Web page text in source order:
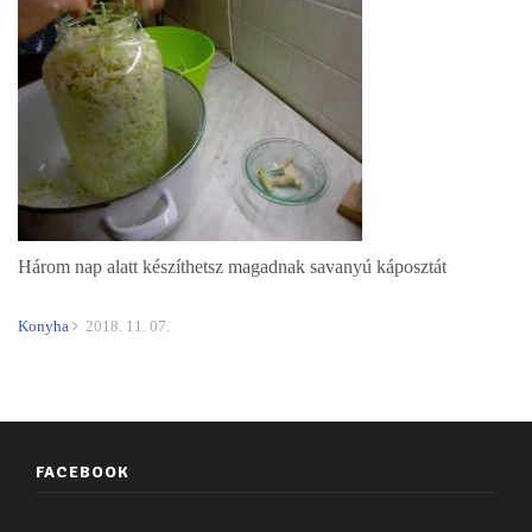
Három nap alatt készíthetsz magadnak savanyú káposztát
Konyha 2018. 11. 07.
FACEBOOK